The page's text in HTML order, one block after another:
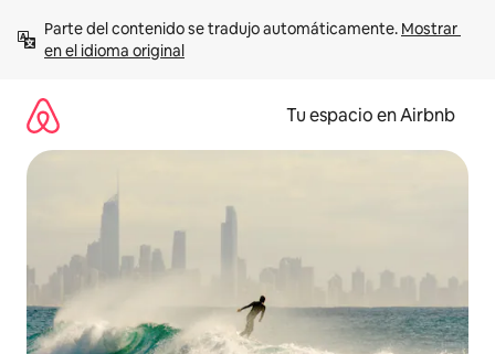
contenido
Parte del contenido se tradujo automáticamente. Mostrar
en el idioma original
Tu espacio en Airbnb